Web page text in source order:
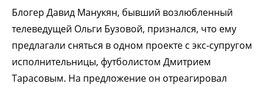
Блогер Давид Манукян, бывший возлюбленный
телеведущей Ольги Бузовой, признался, что ему
предлагали сняться в одном проекте с экс-супругом
исполнительницы, футболистом Дмитрием
Тарасовым. На предложение он отреагировал